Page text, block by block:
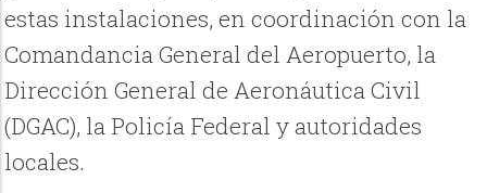
estas instalaciones, en coordinación con la
Comandancia General del Aeropuerto, la
Dirección General de Aeronáutica Civil
(DGAC), la Policía Federal y autoridades
locales.